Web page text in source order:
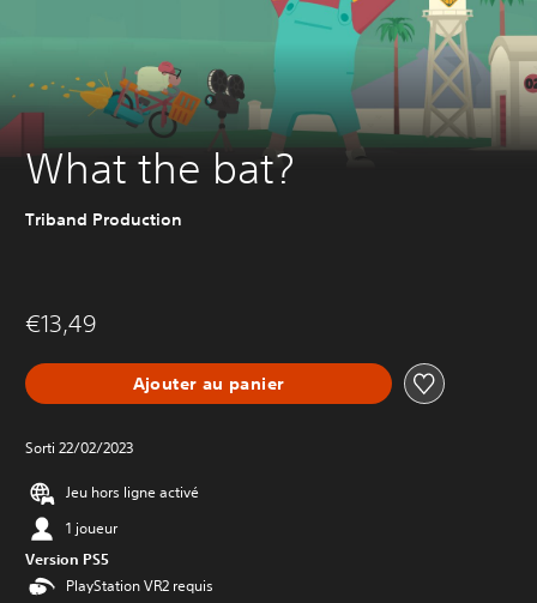
What the bat?
Triband Production
€13,49
Ajouter au panier
Sorti 22/02/2023
Jeu hors ligne activé
1 joueur
Version PS5
PlayStation VR2 requis